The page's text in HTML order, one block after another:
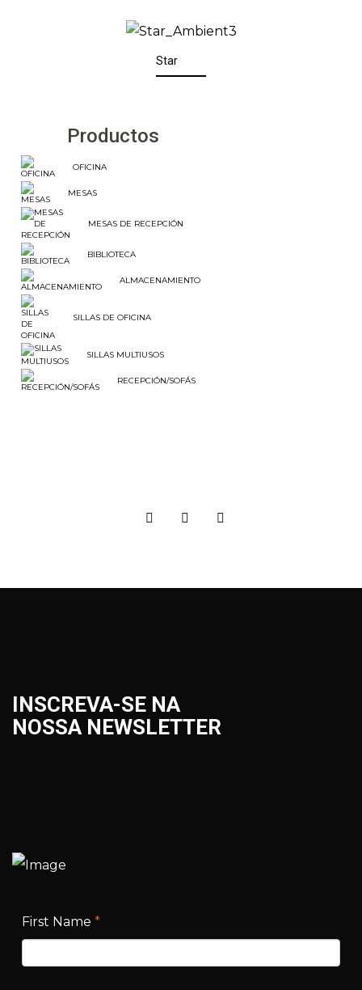
Star
Productos
OFICINA
MESAS
MESAS DE RECEPCIÓN
BIBLIOTECA
ALMACENAMIENTO
SILLAS DE OFICINA
SILLAS MULTIUSOS
RECEPCIÓN/SOFÁS
INSCREVA-SE NA
NOSSA NEWSLETTER
First Name *